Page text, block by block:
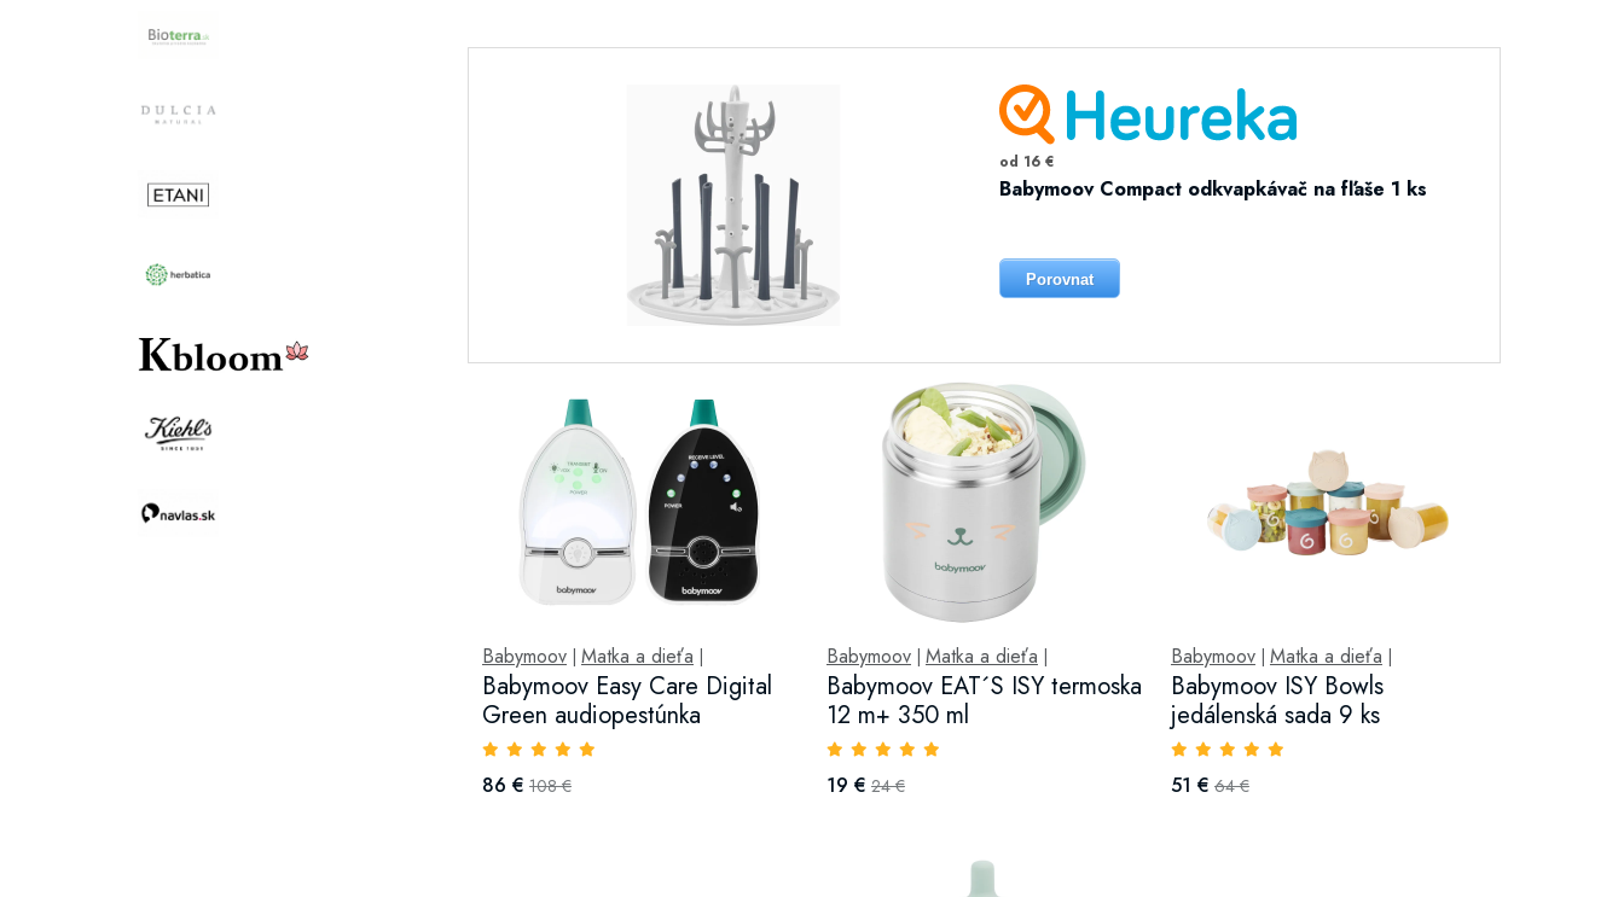
od 16 €
Babymoov Compact odkvapkávač na fľaše 1 ks
Porovnat
Babymoov Matka a dieťa
Babymoov Easy Care Digital
Green audiopestúnka
86 € 108 €
Babymoov| Matka a dieťa
Babymoov EAT´S ISY termoska
12 m+ 350 ml
19 € 24 €
Babymoov| Matka a dieťa
Babymoov ISY Bowls
jedálenská sada 9 ks
51 € 64 €